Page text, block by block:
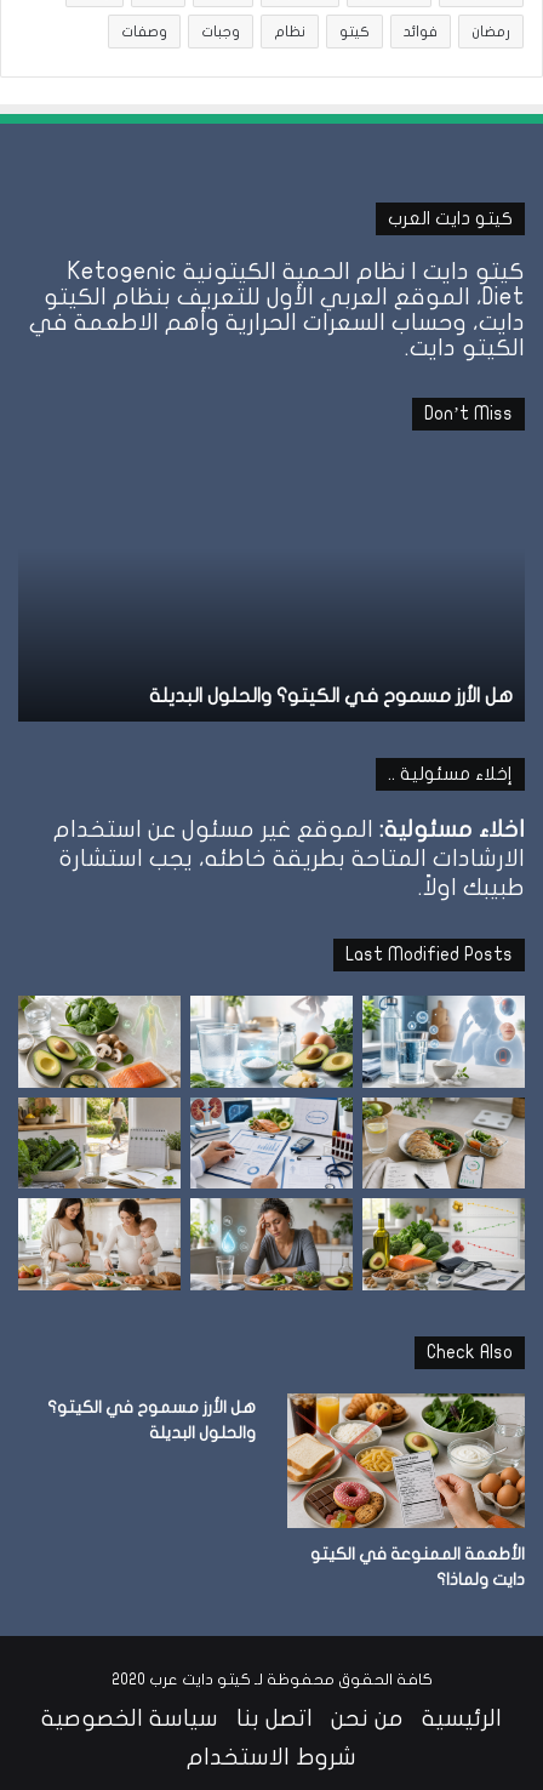
رمضان فوائد كيتو نظام وجبات وصفات
كيتو دايت العرب
كيتو دايت | نظام الحمية الكيتونية Ketogenic
Diet، الموقع العربي الأول للتعريف بنظام الكيتو
دايت، وحساب السعرات الحرارية وأهم الاطعمة في
الكيتو دايت.
Don’t Miss
نظام الطيبات: علامة الشبع وإمتى توقف الأكل؟
إخلاء مسئولية ..
اخلاء مسئولية: الموقع غير مسئول عن استخدام
الارشادات المتاحة بطريقة خاطئه، يجب استشارة
طبيبك اولاً.
Last Modified Posts
Check Also
الأطعمة الممنوعة في الكيتو
دايت ولماذا؟
هل الأرز مسموح في الكيتو؟
والحلول البديلة
كافة الحقوق محفوظة لـ كيتو دايت عرب 2020
الرئيسية من نحن اتصل بنا
سياسة الخصوصية
شروط الاستخدام